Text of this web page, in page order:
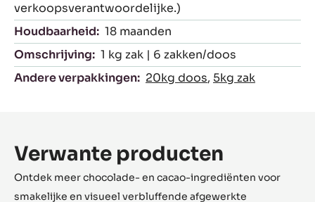
verkoopsverantwoordelijke.)
Houdbaarheid: 18 maanden
Omschrijving: 1 kg zak | 6 zakken/doos
Andere verpakkingen: 20kg doos, 5kg zak
Verwante producten
Ontdek meer chocolade- en cacao-ingrediënten voor
smakelijke en visueel verbluffende afgewerkte